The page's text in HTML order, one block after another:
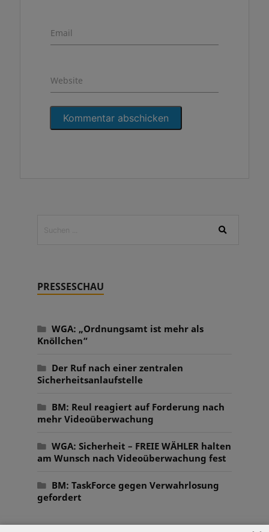
Email
Website
PRESSESCHAU
WGA: „Ordnungsamt ist mehr als
Knöllchen“
Der Ruf nach einer zentralen
Sicherheitsanlaufstelle
BM: Reul reagiert auf Forderung nach
mehr Videoüberwachung
WGA: Sicherheit – FREIE WÄHLER halten
am Wunsch nach Videoüberwachung fest
BM: TaskForce gegen Verwahrlosung
gefordert